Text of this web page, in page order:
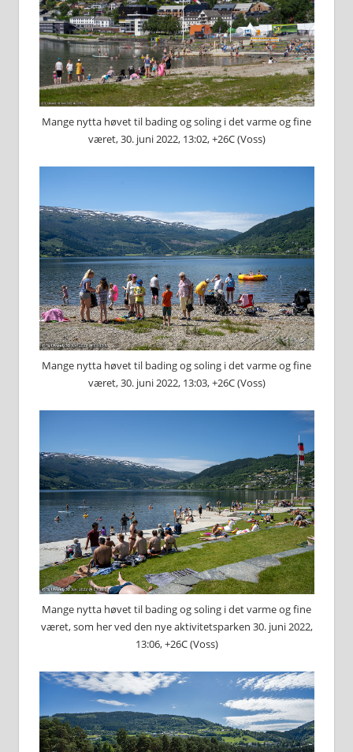
Mange nytta høvet til bading og soling i det varme og fine
været, 30. juni 2022, 13:02, +26C (Voss)
Mange nytta høvet til bading og soling i det varme og fine
været, 30. juni 2022, 13:03, +26C (Voss)
Mange nytta høvet til bading og soling i det varme og fine
været, som her ved den nye aktivitetsparken 30. juni 2022,
13:06, +26C (Voss)